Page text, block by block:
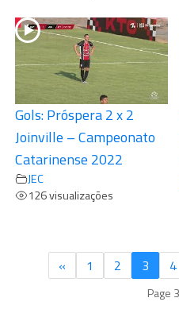
Gols: Próspera 2 x 2
Joinville – Campeonato
Catarinense 2022
JEC
126 visualizações
« 1 2 3 4
Page